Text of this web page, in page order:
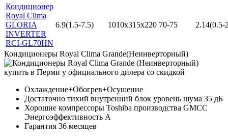
Кондиционер
Royal Clima
GLORIA
INVERTER
RCI-GL70HN
6.9(1.5-7.5) 1010x315x220 70-75 2.14(0.5-
Кондиционеры Royal Clima Grande(Неинверторный)
Охлаждение+Обогрев+Осушение
Достаточно тихий внутренний блок уровень шума 35 дБ
Хорошие компрессоры Toshiba производства GMCC
Энергоэффективность А
Гарантия 36 месяцев